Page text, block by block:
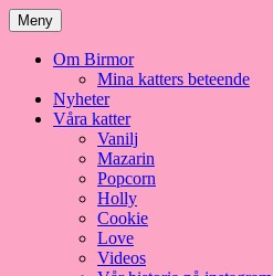
Meny
Om Birmor
Mina katters beteende
Nyheter
Våra katter
Vanilj
Mazarin
Popcorn
Holly
Cookie
Love
Videos